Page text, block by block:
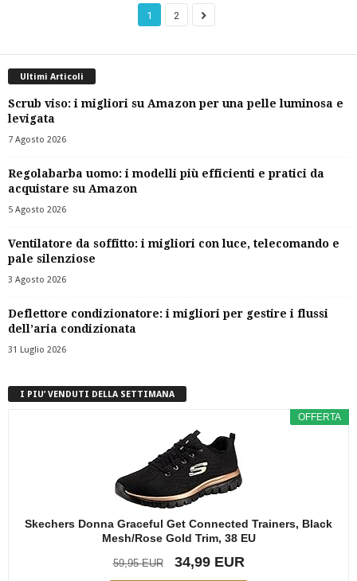
1 2
Ultimi Articoli
Scrub viso: i migliori su Amazon per una pelle luminosa e
levigata
7 Agosto 2026
Regolabarba uomo: i modelli più efficienti e pratici da
acquistare su Amazon
5 Agosto 2026
Ventilatore da soffitto: i migliori con luce, telecomando e
pale silenziose
3 Agosto 2026
Deflettore condizionatore: i migliori per gestire i flussi
dell’aria condizionata
31 Luglio 2026
I PIU’ VENDUTI DELLA SETTIMANA
OFFERTA
Skechers Donna Graceful Get Connected Trainers, Black
Mesh/Rose Gold Trim, 38 EU
59,95 EUR 34,99 EUR